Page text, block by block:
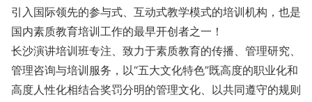
引入国际领先的参与式、互动式教学模式的培训机构，也是
国内素质教育培训工作的最早开创者之一！
长沙演讲培训班专注、致力于素质教育的传播、管理研究、
管理咨询与培训服务，以“五大文化特色”既高度的职业化和
高度人性化相结合奖罚分明的管理文化、以共同遵守的规则